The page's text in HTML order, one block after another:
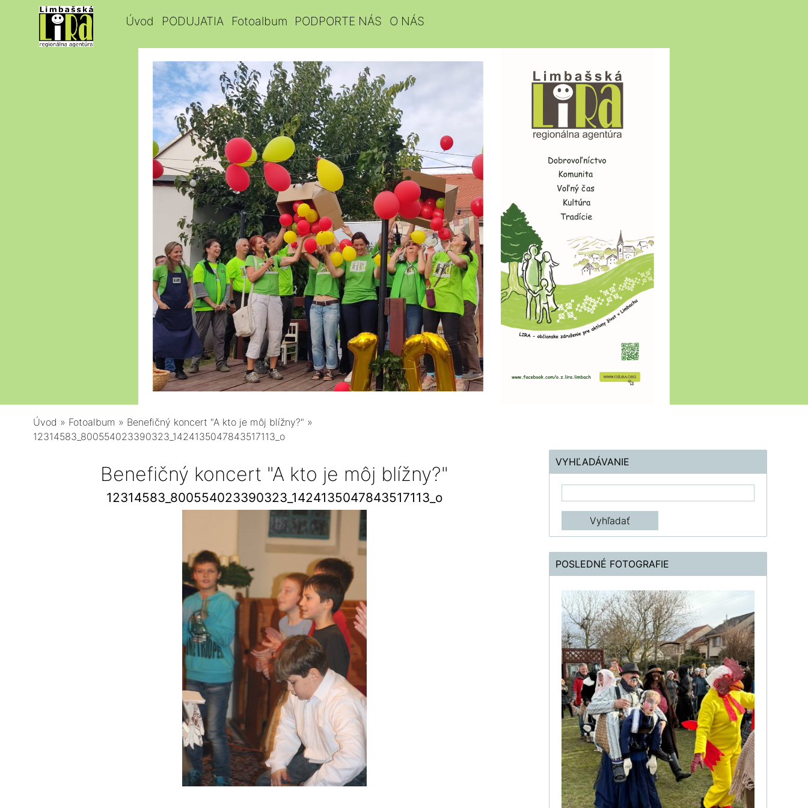
Úvod PODUJATIA Fotoalbum PODPORTE NÁS O NÁS
Úvod » Fotoalbum » Benefičný koncert "A kto je môj blížny?" »
12314583_800554023390323_1424135047843517113_o
Benefičný koncert "A kto je môj blížny?"
12314583_800554023390323_1424135047843517113_o
VYHĽADÁVANIE
POSLEDNÉ FOTOGRAFIE